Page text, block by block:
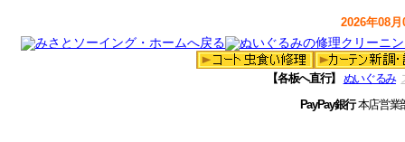
2026年08
【各板へ直行】 ぬいぐるみ
PayPay銀行本店営